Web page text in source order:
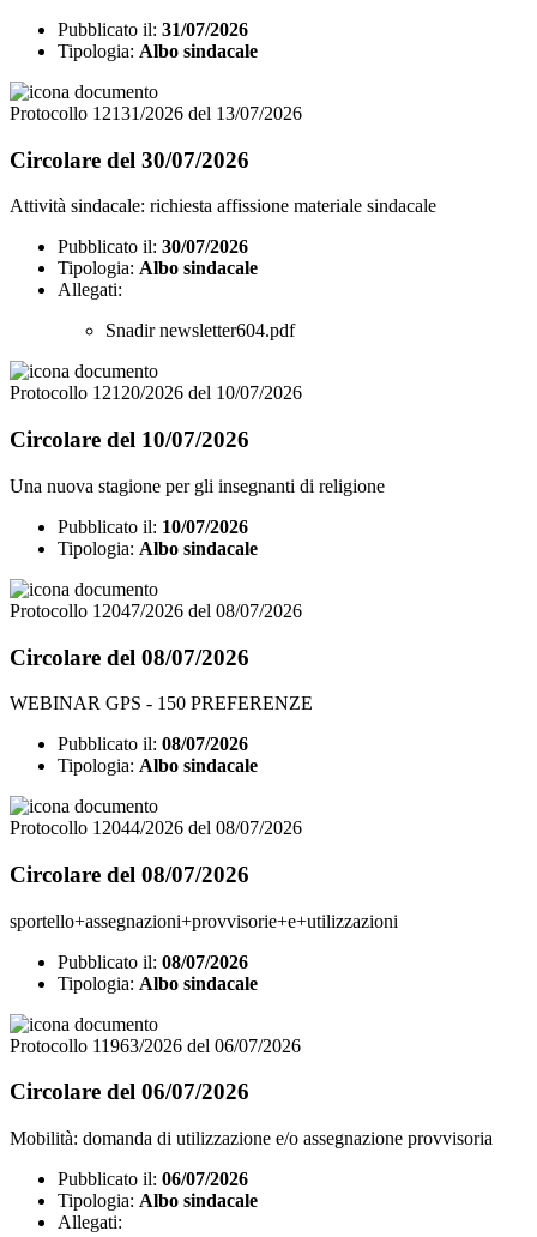
Pubblicato il: 31/07/2026
Tipologia: Albo sindacale
Protocollo 12131/2026 del 13/07/2026
Circolare del 30/07/2026
Attività sindacale: richiesta affissione materiale sindacale
Pubblicato il: 30/07/2026
Tipologia: Albo sindacale
Allegati:
Snadir newsletter604.pdf
Protocollo 12120/2026 del 10/07/2026
Circolare del 10/07/2026
Una nuova stagione per gli insegnanti di religione
Pubblicato il: 10/07/2026
Tipologia: Albo sindacale
Protocollo 12047/2026 del 08/07/2026
Circolare del 08/07/2026
WEBINAR GPS - 150 PREFERENZE
Pubblicato il: 08/07/2026
Tipologia: Albo sindacale
Protocollo 12044/2026 del 08/07/2026
Circolare del 08/07/2026
sportello+assegnazioni+provvisorie+e+utilizzazioni
Pubblicato il: 08/07/2026
Tipologia: Albo sindacale
Protocollo 11963/2026 del 06/07/2026
Circolare del 06/07/2026
Mobilità: domanda di utilizzazione e/o assegnazione provvisoria
Pubblicato il: 06/07/2026
Tipologia: Albo sindacale
Allegati: